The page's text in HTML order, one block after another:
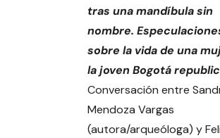
tras una mandíbula sin
nombre.
sobre la vida de una
la joven Bogotá
Conversación entre
Mendoza Vargas
(autora/arqueóloga) y